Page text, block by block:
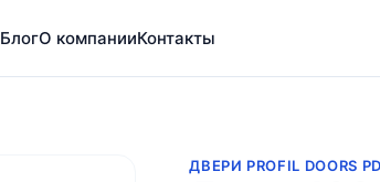
БлогО компанииКонтакты
ДВЕРИ PROFIL DOORS